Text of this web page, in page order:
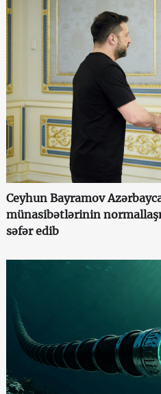
Ceyhun Bayramov
münasibətlərinin
səfər edib